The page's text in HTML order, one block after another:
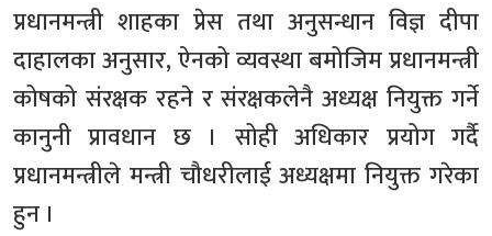
प्रधानमन्त्री शाहका प्रेस तथा अनुसन्धान विज्ञ दीपा
दाहालका अनुसार, ऐनको व्यवस्था बमोजिम प्रधानमन्त्री
कोषको संरक्षक रहने र संरक्षकलेनै अध्यक्ष नियुक्त गर्ने
कानुनी प्रावधान छ । सोही अधिकार प्रयोग गर्दै
प्रधानमन्त्रीले मन्त्री चौधरीलाई अध्यक्षमा नियुक्त गरेका
हुन ।